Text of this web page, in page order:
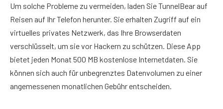
Um solche Probleme zu vermeiden, laden Sie TunnelBear auf
Reisen auf Ihr Telefon herunter. Sie erhalten Zugriff auf ein
virtuelles privates Netzwerk, das Ihre Browserdaten
verschlüsselt, um sie vor Hackern zu schützen. Diese App
bietet jeden Monat 500 MB kostenlose Internetdaten. Sie
können sich auch für unbegrenztes Datenvolumen zu einer
angemessenen monatlichen Gebühr entscheiden.